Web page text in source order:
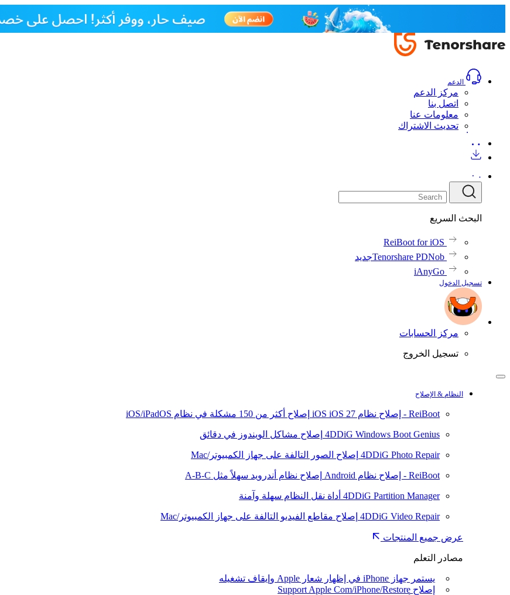
الدعم
مركز الدعم
اتصل بنا
معلومات عنا
تحديث الاشتراك
البحث السريع
ReiBoot for iOS
Tenorshare PDNobجديد
iAnyGo
تسجيل الدخول
مركز الحسابات
تسجيل الخروج
النظام & الإصلاح
ReiBoot - إصلاح نظام iOS iOS 27 إصلاح أكثر من 150 مشكلة في نظام iOS/iPadOS
4DDiG Windows Boot Genius إصلاح مشاكل الويندوز في دقائق
4DDiG Photo Repair إصلاح الصور التالفة على جهاز الكمبيوتر/Mac
ReiBoot - إصلاح نظام Android إصلاح نظام أندرويد سهلاً مثل A-B-C
4DDiG Partition Manager أداة نقل النظام سهلة وآمنة
4DDiG Video Repair إصلاح مقاطع الفيديو التالفة على جهاز الكمبيوتر/Mac
عرض جميع المنتجات
مصادر التعلم
يستمر جهاز iPhone في إظهار شعار Apple وإيقاف تشغيله
إصلاح Support Apple Com/iPhone/Restore